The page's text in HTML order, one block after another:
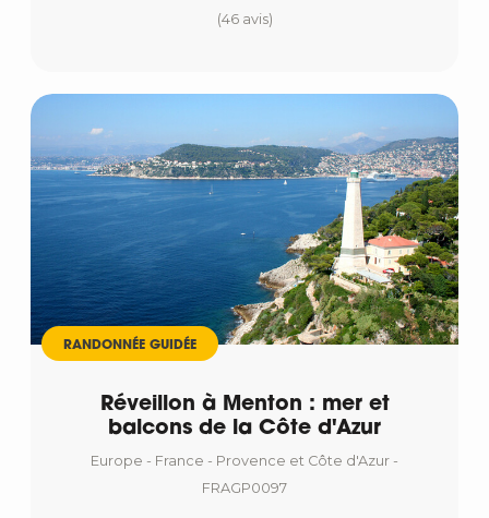
(46 avis)
RANDONNÉE GUIDÉE
Réveillon à Menton : mer et
balcons de la Côte d'Azur
Europe - France - Provence et Côte d'Azur -
FRAGP0097